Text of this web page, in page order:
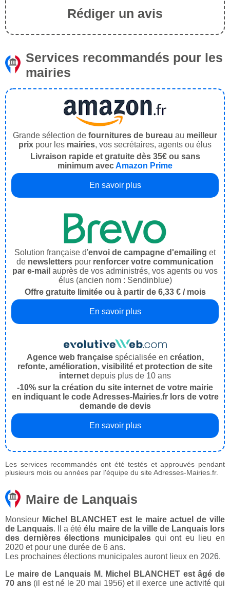
Rédiger un avis
Services recommandés pour les
mairies
Grande sélection de fournitures de bureau au meilleur
prix pour les mairies, vos secrétaires, agents ou élus
Livraison rapide et gratuite dès 35€ ou sans
minimum avecAmazon Prime
En savoir plus
Solution française d'envoi de campagne d'emailing et
de newsletters pour renforcer votre communication
par e-mail auprès de vos administrés, vos agents ou vos
élus (ancien nom : Sendinblue)
Offre gratuite limitée ou à partir de 6,33 € / mois
En savoir plus
Agence web françaisespécialisée en création,
refonte, amélioration, visibilité et protection de site
internet depuis plus de 10 ans
-10% sur la création du site internet de votre mairie
en indiquant le code Adresses-Mairies.fr lors de votre
demande de devis
En savoir plus
Les services recommandés ont été testés et approuvés pendant
plusieurs mois ou années par l'équipe du site Adresses-Mairies.fr.
Maire de Lanquais
Monsieur Michel BLANCHET est le maire actuel de ville
de Lanquais. Il a étéélu maire de la ville de Lanquais lors
des dernières élections municipalesqui ont eu lieu en
2020 et pour une durée de 6 ans.
Les prochaines élections municipales auront lieux en 2026.
Le maire de Lanquais M. Michel BLANCHET est âgé de
70 ans(il est né le 20 mai 1956) et il exerce une activité qui